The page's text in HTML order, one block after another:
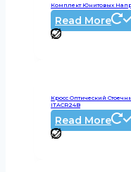
Комплект Юнитовых
Read More
Кросс Оптический
ITACR24B
Read More